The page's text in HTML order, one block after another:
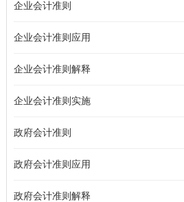
企业会计准则
企业会计准则应用
企业会计准则解释
企业会计准则实施
政府会计准则
政府会计准则应用
政府会计准则解释